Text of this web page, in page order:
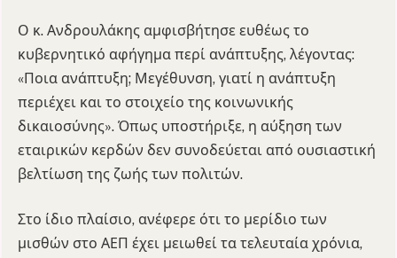
Ο κ. Ανδρουλάκης αμφισβήτησε ευθέως το
κυβερνητικό αφήγημα περί ανάπτυξης, λέγοντας:
«Ποια ανάπτυξη; Μεγέθυνση, γιατί η ανάπτυξη
περιέχει και το στοιχείο της κοινωνικής
δικαιοσύνης». Όπως υποστήριξε, η αύξηση των
εταιρικών κερδών δεν συνοδεύεται από ουσιαστική
βελτίωση της ζωής των πολιτών.
Στο ίδιο πλαίσιο, ανέφερε ότι το μερίδιο των
μισθών στο ΑΕΠ έχει μειωθεί τα τελευταία χρόνια,